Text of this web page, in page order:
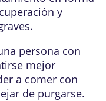
y
persona con
mejor
a comer con
de purgarse.